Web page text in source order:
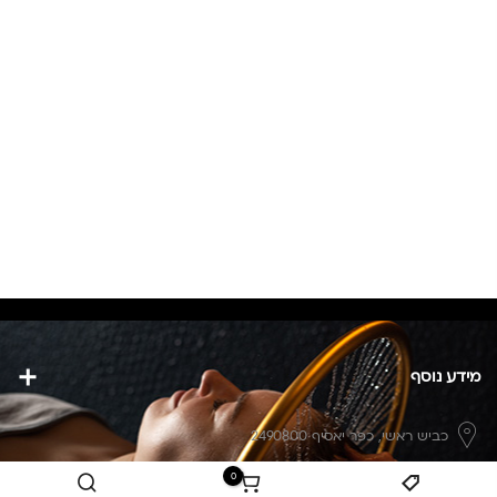
מידע נוסף
כביש ראשי,כפר יאסיף 2490800
מעליא 2514000 0